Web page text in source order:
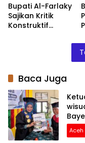
Bupati Al-Farlaky
Sajikan Kritik
Konstruktif
Baca Juga
Aceh